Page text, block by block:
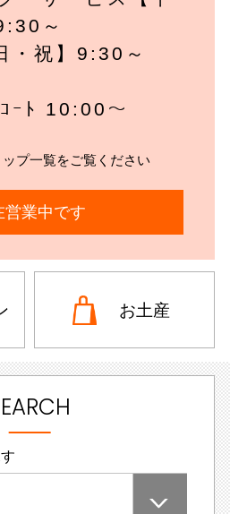
～
・祝】9:30～
ｰﾄ 10:00～
プ一覧をご覧ください
営業中です
お土産